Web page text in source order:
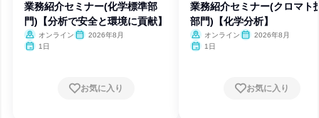
業務紹介セミナー(化学標準部
門)【分析で安全と環境に貢献】
オンライン
2026年8月
1日
お気に入り
業務紹介セミナー(クロマト
部門)【化学分析】
オンライン
2026年8月
1日
お気に入り